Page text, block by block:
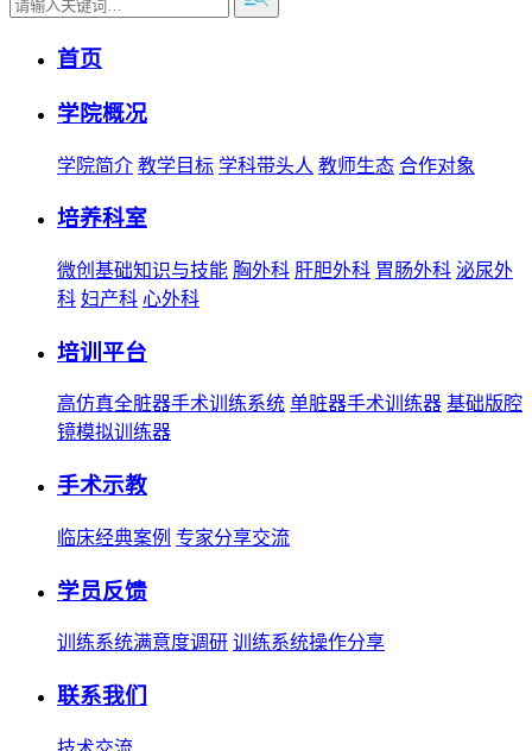
首页
学院概况
学院简介 教学目标 学科带头人 教师生态 合作对象
培养科室
微创基础知识与技能 胸外科 肝胆外科 胃肠外科 泌尿外
科 妇产科 心外科
培训平台
高仿真全脏器手术训练系统 单脏器手术训练器 基础版腔
镜模拟训练器
手术示教
临床经典案例 专家分享交流
学员反馈
训练系统满意度调研 训练系统操作分享
联系我们